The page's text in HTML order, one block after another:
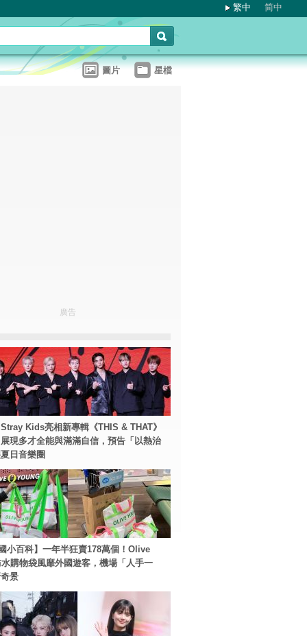
繁中 简中
圖片 星檔
廣告
Kids亮相新專輯《THIS & THAT》
現多才全能與滿滿自信，預告「以熱治
日音樂圈
小百科】一年半狂賣178萬個！Olive
購物袋風靡外國遊客，機場「人手一
景